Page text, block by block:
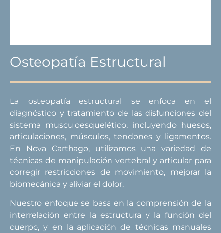
Osteopatía Estructural
La osteopatía estructural se enfoca en el
diagnóstico y tratamiento de las disfunciones del
sistema musculoesquelético, incluyendo huesos,
articulaciones, músculos, tendones y ligamentos.
En Nova Carthago, utilizamos una variedad de
técnicas de manipulación vertebral y articular para
corregir restricciones de movimiento, mejorar la
biomecánica y aliviar el dolor.
Nuestro enfoque se basa en la comprensión de la
interrelación entre la estructura y la función del
cuerpo, y en la aplicación de técnicas manuales